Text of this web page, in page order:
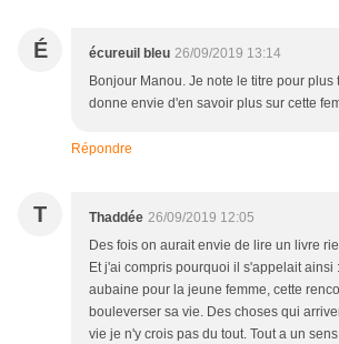
É écureuil bleu 26/09/2019 13:14
Bonjour Manou. Je note le titre pour plus
donne envie d'en savoir plus sur cette
Répondre
T Thaddée 26/09/2019 12:05
Des fois on aurait envie de lire un livre
Et j'ai compris pourquoi il s'appelait ainsi
aubaine pour la jeune femme, cette
bouleverser sa vie. Des choses qui
vie je n'y crois pas du tout. Tout a un